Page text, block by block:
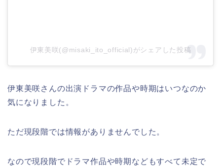
伊東美咲(@misaki_ito_official)がシェアした投稿
伊東美咲さんの出演ドラマの作品や時期はいつなのか
気になりました。
ただ現段階では情報がありませんでした。
なので現段階でドラマ作品や時期などもすべて未定で